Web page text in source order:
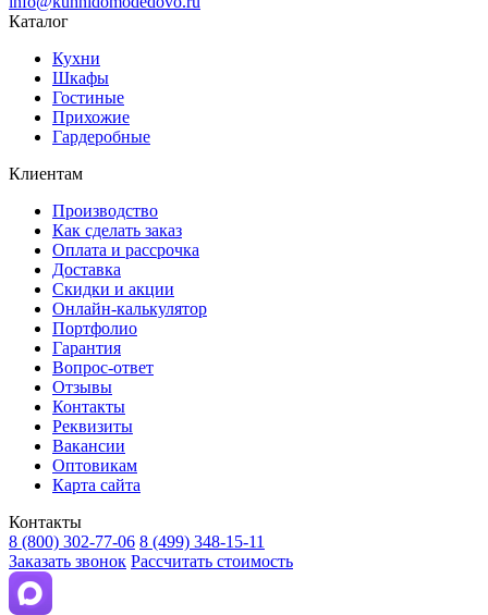
Каталог
Кухни
Шкафы
Гостиные
Прихожие
Гардеробные
Клиентам
Производство
Как сделать заказ
Оплата и рассрочка
Доставка
Скидки и акции
Онлайн-калькулятор
Портфолио
Гарантия
Вопрос-ответ
Отзывы
Контакты
Реквизиты
Вакансии
Оптовикам
Карта сайта
Контакты
8 (800) 302-77-06 8 (499) 348-15-11
Заказать звонок Рассчитать стоимость